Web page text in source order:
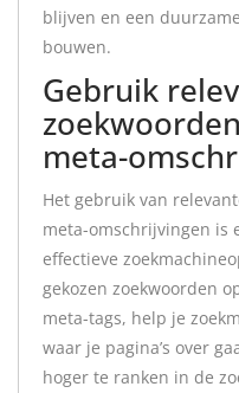
blijven en een
bouwen.
Gebruik
meta-
Het gebruik van
meta-omschrijvingen is
effectieve
gekozen zoekwoorden
meta-tags, help je
waar je pagina’s over
hoger te ranken in de